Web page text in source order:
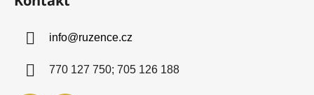
info@ruzence.cz
770 127 750; 705 126 188